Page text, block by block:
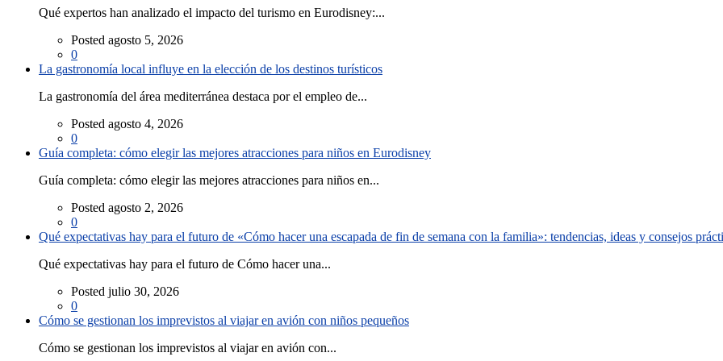
Qué expertos han analizado el impacto del turismo en Eurodisney:...
Posted agosto 5, 2026
0
La gastronomía local influye en la elección de los destinos turísticos
La gastronomía del área mediterránea destaca por el empleo de...
Posted agosto 4, 2026
0
Guía completa: cómo elegir las mejores atracciones para niños en Eurodisney
Guía completa: cómo elegir las mejores atracciones para niños en...
Posted agosto 2, 2026
0
Qué expectativas hay para el futuro de «Cómo hacer una escapada de fin de semana con la familia»: tendencias, ideas y consejos
Qué expectativas hay para el futuro de Cómo hacer una...
Posted julio 30, 2026
0
Cómo se gestionan los imprevistos al viajar en avión con niños pequeños
Cómo se gestionan los imprevistos al viajar en avión con...